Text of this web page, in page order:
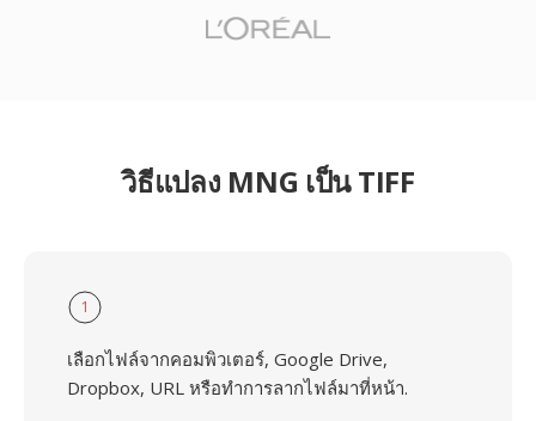
วิธีแปลง MNG เป็น TIFF
1
เลือกไฟล์จากคอมพิวเตอร์, Google Drive,
Dropbox, URL หรือทำการลากไฟล์มาที่หน้า.